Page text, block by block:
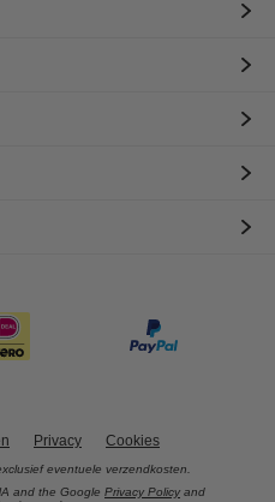
Privacy Cookies
eventuele verzendkosten.
and the Google Privacy Policy and